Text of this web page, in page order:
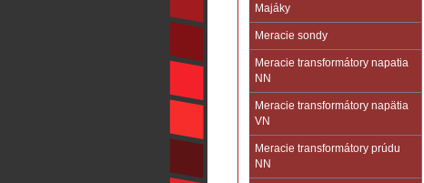
Majáky
Meracie sondy
Meracie transformátory napatia
NN
Meracie transformátory napätia
VN
Meracie transformátory prúdu
NN